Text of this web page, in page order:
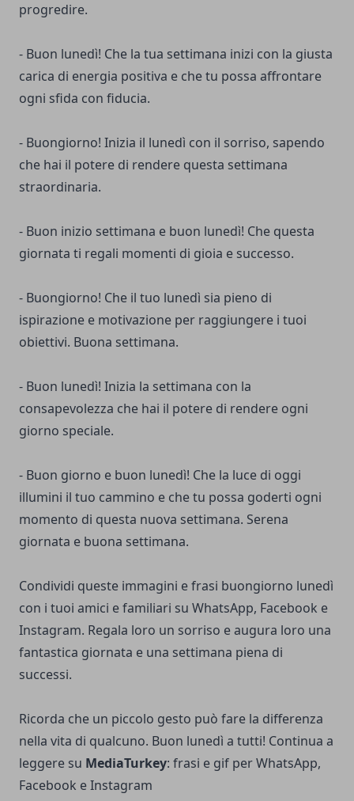
progredire.
- Buon lunedì! Che la tua settimana inizi con la giusta
carica di energia positiva e che tu possa affrontare
ogni sfida con fiducia.
- Buongiorno! Inizia il lunedì con il sorriso, sapendo
che hai il potere di rendere questa settimana
straordinaria.
- Buon inizio settimana e buon lunedì! Che questa
giornata ti regali momenti di gioia e successo.
- Buongiorno! Che il tuo lunedì sia pieno di
ispirazione e motivazione per raggiungere i tuoi
obiettivi. Buona settimana.
- Buon lunedì! Inizia la settimana con la
consapevolezza che hai il potere di rendere ogni
giorno speciale.
- Buon giorno e buon lunedì! Che la luce di oggi
illumini il tuo cammino e che tu possa goderti ogni
momento di questa nuova settimana. Serena
giornata e buona settimana.
Condividi queste immagini e frasi buongiorno lunedì
con i tuoi amici e familiari su WhatsApp, Facebook e
Instagram. Regala loro un sorriso e augura loro una
fantastica giornata e una settimana piena di
successi.
Ricorda che un piccolo gesto può fare la differenza
nella vita di qualcuno. Buon lunedì a tutti! Continua a
leggere su MediaTurkey: frasi e gif per WhatsApp,
Facebook e Instagram